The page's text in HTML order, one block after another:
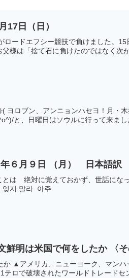
17日（日）
ロードエフシー競技で負けました。
様は「捨て石に負けたのではなく次
ヨロブン、アンニョンハセヨ！月・
と、日曜日はソウルに行って来ま
６月９日 （月） 日本語訳
は 絶対に覚えておかず、世話にな
잊지 말라. 아주
明は米国で何をしたか 〈そ
▲アメリカ、ニューヨーク、マンハ
ロで破壊されたワールドトレードセ